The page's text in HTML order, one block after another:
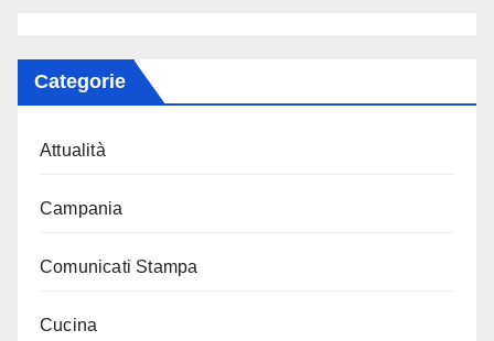
Categorie
Attualità
Campania
Comunicati Stampa
Cucina